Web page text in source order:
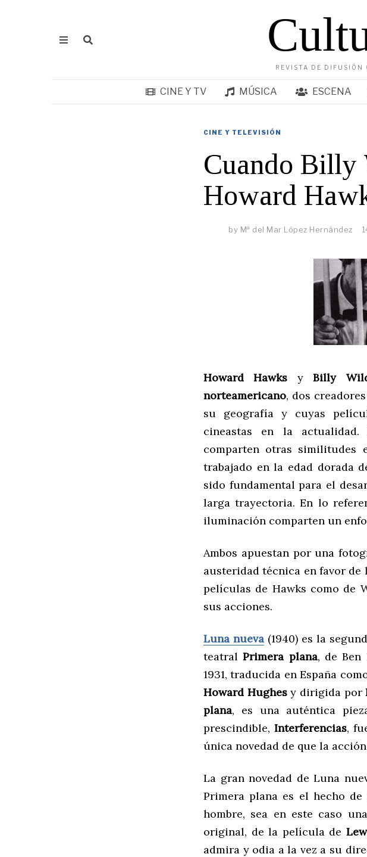
REVISTA DE DIFUSIÓN
CINE Y TV MÚSICA ESCENA
CINE Y TELEVISIÓN
Cuando Billy
Howard
by Mª del Mar López Hernández
Howard Hawks yBilly
norteamericano, dos
su geografía y cuyas
cineastas en la
comparten otras similitudes
trabajado en la edad dorada
sido fundamental para el
larga trayectoria. En lo
iluminación comparten un
Ambos apuestan por una
austeridad técnica en favor
películas de Hawks como de
sus acciones.
Luna nueva (1940) es la
teatralPrimera plana, de Ben
1931, traducida en España
Howard Hughesy dirigida por
plana, es una auténtica
prescindible,Interferencias,
única novedad de que la
La gran novedad de Luna
Primera plana es el hecho
hombre, sea en este caso
original, de la película de
admira y odia a la vez a su